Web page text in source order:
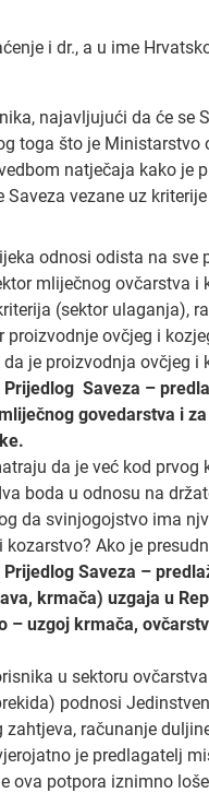
i dr., a u ime
najavljujući da će se
toga što je
natječaja kako je
vezane uz
odnosi odista na
mliječnog ovčarstva i
(sektor ulaganja),
ovčjeg i
je proizvodnja ovčjeg i
Prijedlog Saveza –
govedarstva i
da je već kod
boda u odnosu na
da svinjogojstvo ima
Ako je
Prijedlog Saveza –
krmača) uzgaja u
uzgoj krmača,
u sektoru
podnosi
računanje
je predlagatelj
potpora iznimno